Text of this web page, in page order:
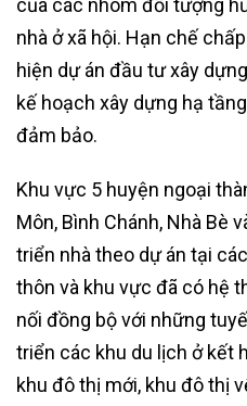
nhà ở xã hội. Hạn chế
hiện dự án đầu tư xây
kế hoạch xây dựng hạ
đảm bảo. ​
Khu vực 5 huyện ngoại
Môn, Bình Chánh, Nhà Bè
triển nhà theo dự án tại
thôn và khu vực đã có hệ
nối đồng bộ với những
triển các khu du lịch ở kết
khu đô thị mới, khu đô thị